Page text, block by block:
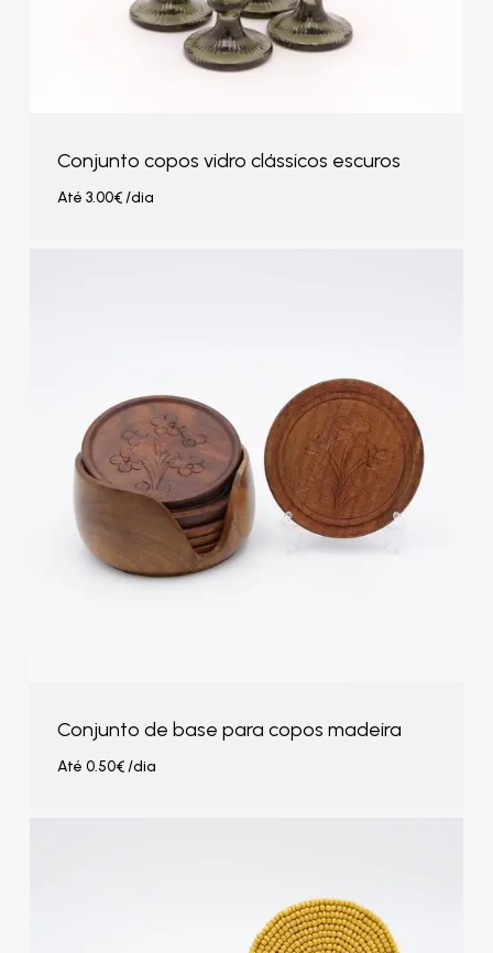
Conjunto copos vidro clássicos escuros
Até 3.00€/dia
Conjunto de base para copos madeira
Até 0.50€/dia